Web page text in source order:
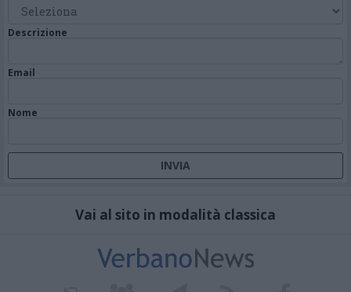
Descrizione
Email
Nome
Vai al sito in modalità classica